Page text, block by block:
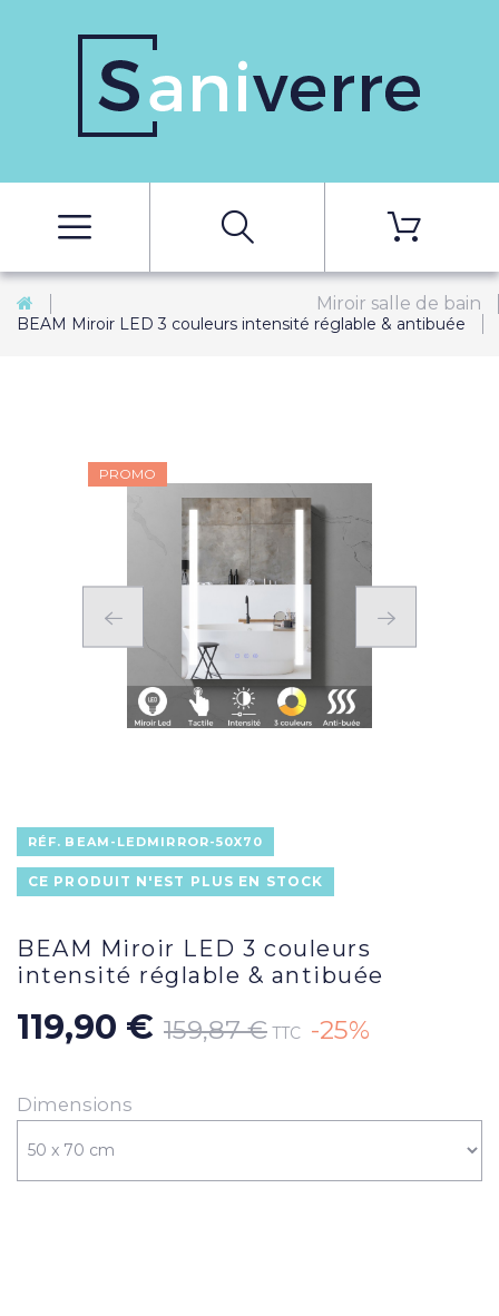
Miroir salle de bain
BEAM Miroir LED 3 couleurs intensité réglable & antibuée
PROMO
RÉF. BEAM-LEDMIRROR-50X70
CE PRODUIT N'EST PLUS EN STOCK
BEAM Miroir LED 3 couleurs
intensité réglable & antibuée
119,90 € 159,87 € TTC -25%
Dimensions